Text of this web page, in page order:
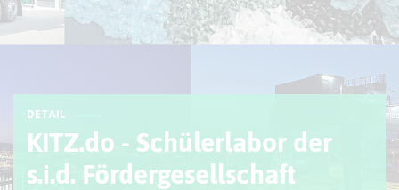
DETAIL
KITZ.do - Schülerlabor der
s.i.d. Fördergesellschaft